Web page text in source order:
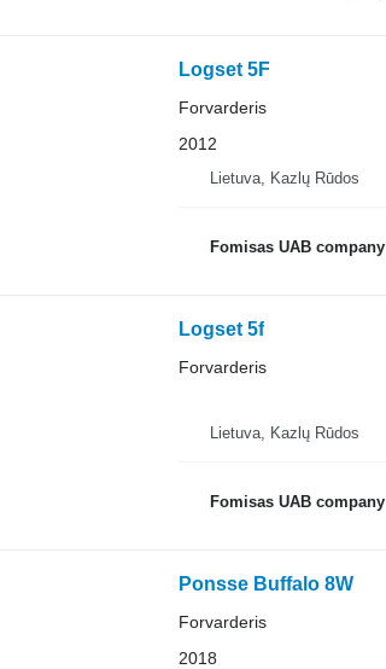
Logset 5F
Forvarderis
2012
Lietuva, Kazlų Rūdos
Fomisas UAB company
Logset 5f
Forvarderis
Lietuva, Kazlų Rūdos
Fomisas UAB company
Ponsse Buffalo 8W
Forvarderis
2018